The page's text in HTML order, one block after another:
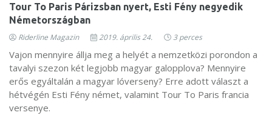
Tour To Paris Párizsban nyert, Esti Fény negyedik
Németországban
Riderline Magazin 2019. április 24. 3 perces
Vajon mennyire állja meg a helyét a nemzetközi porondon a
tavalyi szezon két legjobb magyar galopplova? Mennyire
erős egyáltalán a magyar lóverseny? Erre adott választ a
hétvégén Esti Fény német, valamint Tour To Paris francia
versenye.